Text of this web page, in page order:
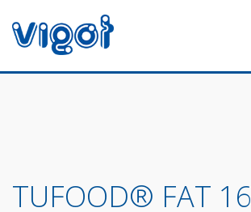
TUFOOD® FAT 16